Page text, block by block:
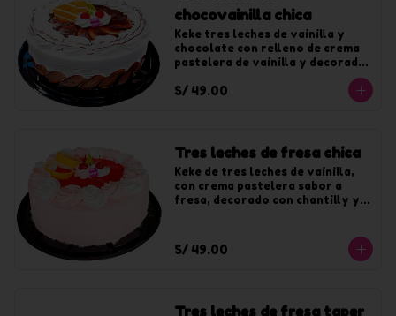
chocovainilla chica
Keke tres leches de vainilla y
chocolate con relleno de crema
pastelera de vainilla y decorado
Para 10 tajadas
S/ 49.00
Tres leches de fresa chica
Keke de tres leches de vainilla,
con crema pastelera sabor a
fresa, decorado con chantilly y
S/ 49.00
Tres leches de fresa taper